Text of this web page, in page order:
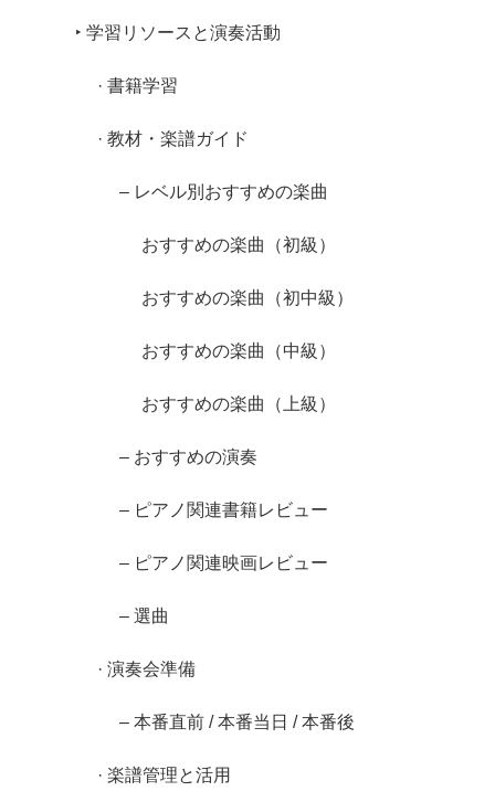
‣ 学習リソースと演奏活動
· 書籍学習
· 教材・楽譜ガイド
– レベル別おすすめの楽曲
おすすめの楽曲（初級）
おすすめの楽曲（初中級）
おすすめの楽曲（中級）
おすすめの楽曲（上級）
– おすすめの演奏
– ピアノ関連書籍レビュー
– ピアノ関連映画レビュー
– 選曲
· 演奏会準備
– 本番直前 / 本番当日 / 本番後
· 楽譜管理と活用